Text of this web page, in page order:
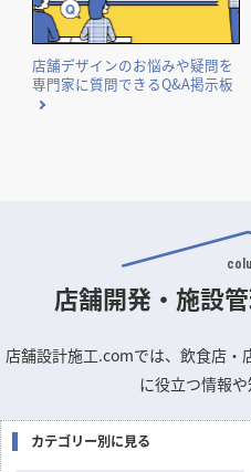
店舗デザインのお悩みや疑問を
専門家に質問できるQ&A掲示板
店舗開発・施設
店舗設計施工.comでは、飲食店・
に役立つ情報や
カテゴリー別に見る